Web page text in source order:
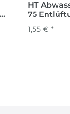
HT
75 Entlüftungshaube
1,55 € *